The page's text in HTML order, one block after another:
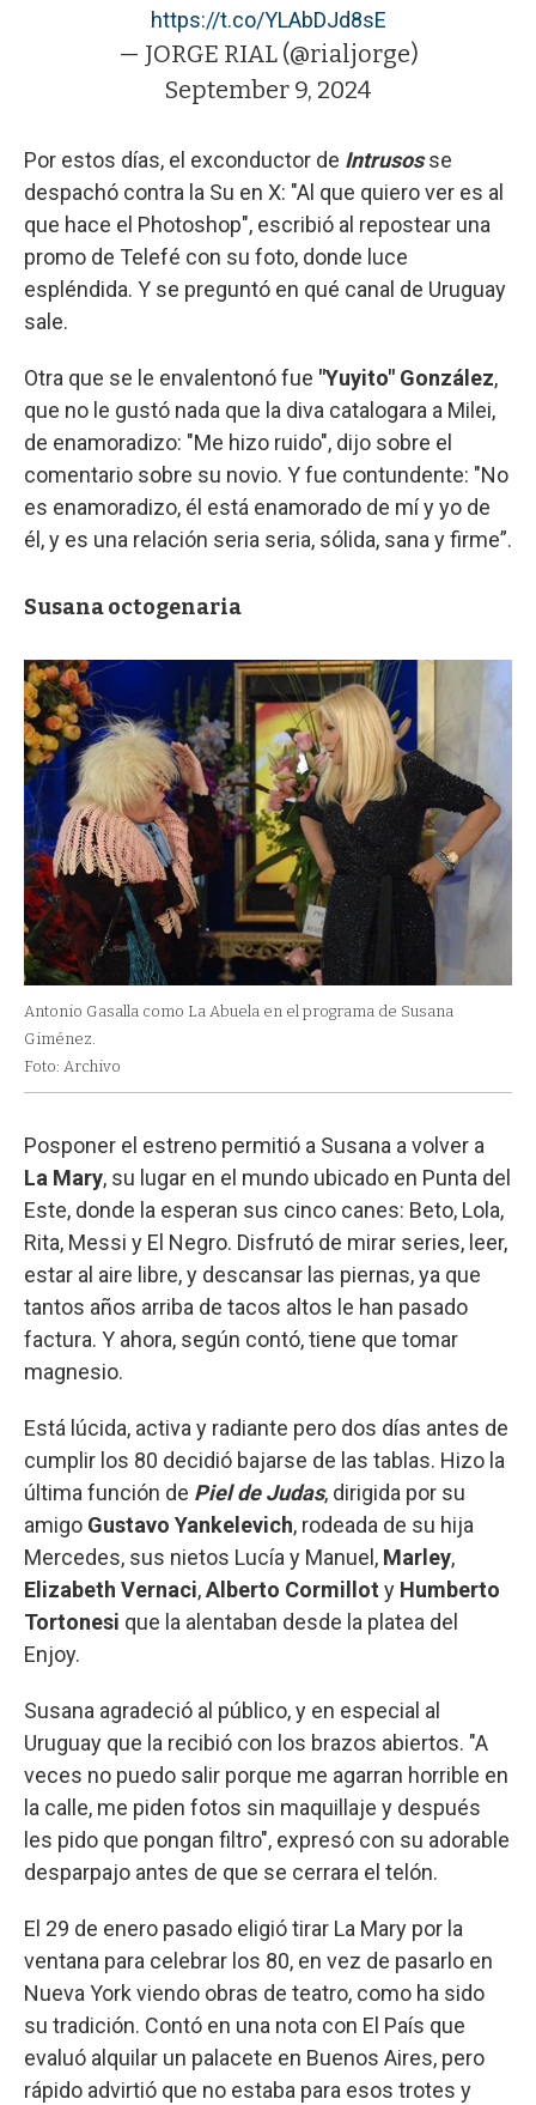
https://t.co/YLAbDJd8sE
— JORGE RIAL (@rialjorge)
September 9, 2024
Por estos días, el exconductor de Intrusosse
despachó contra la Su en X: "Al que quiero ver es al
que hace el Photoshop", escribió al repostear una
promo de Telefé con su foto, donde luce
espléndida. Y se preguntó en qué canal de Uruguay
sale.
Otra que se le envalentonó fue "Yuyito" González,
que no le gustó nada que la diva catalogara a Milei,
de enamoradizo: "Me hizo ruido", dijo sobre el
comentario sobre su novio. Y fue contundente: "No
es enamoradizo, él está enamorado de mí y yo de
él, y es una relación seria seria, sólida, sana y firme”.
Susana octogenaria
Antonio Gasalla como La Abuela en el programa de Susana
Giménez.
Foto: Archivo
Posponer el estreno permitió a Susana a volver a
La Mary, su lugar en el mundo ubicado en Punta del
Este, donde la esperan sus cinco canes: Beto, Lola,
Rita, Messi y El Negro. Disfrutó de mirar series, leer,
estar al aire libre, y descansar las piernas, ya que
tantos años arriba de tacos altos le han pasado
factura. Y ahora, según contó, tiene que tomar
magnesio.
Está lúcida, activa y radiante pero dos días antes de
cumplir los 80 decidió bajarse de las tablas. Hizo la
última función de Piel de Judas, dirigida por su
amigo Gustavo Yankelevich, rodeada de su hija
Mercedes, sus nietos Lucía y Manuel, Marley,
Elizabeth Vernaci,Alberto Cormillot y Humberto
Tortonesi que la alentaban desde la platea del
Enjoy.
Susana agradeció al público, y en especial al
Uruguay que la recibió con los brazos abiertos. "A
veces no puedo salir porque me agarran horrible en
la calle, me piden fotos sin maquillaje y después
les pido que pongan filtro", expresó con su adorable
desparpajo antes de que se cerrara el telón.
El 29 de enero pasado eligió tirar La Mary por la
ventana para celebrar los 80, en vez de pasarlo en
Nueva York viendo obras de teatro, como ha sido
su tradición. Contó en una nota con El País que
evaluó alquilar un palacete en Buenos Aires, pero
rápido advirtió que no estaba para esos trotes y